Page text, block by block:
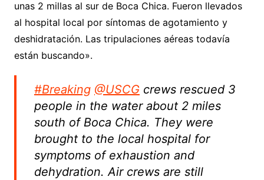
unas 2 millas al sur de Boca Chica. Fueron llevados
al hospital local por síntomas de agotamiento y
deshidratación. Las tripulaciones aéreas todavía
están buscando».
#Breaking @USCGcrews rescued 3
people in the water about 2 miles
south of Boca Chica. They were
brought to the local hospital for
symptoms of exhaustion and
dehydration. Air crews are still